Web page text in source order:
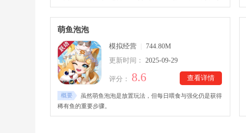
样化。收纳物语中文版下载里可爱卡通手绘风格营造温馨治愈的
游戏氛围。游戏内有背景音乐和互动元素，使关卡体验更舒适，
玩家需要灵活思考和合理摆放物品以完成任务！
萌鱼泡泡
模拟经营
744.80M
更新时间：
2025-09-29
查看详情
评分： 8.6
概要
虽然萌鱼泡泡是放置玩法，但每日喂食与强化仍是获得
稀有鱼的重要步骤。